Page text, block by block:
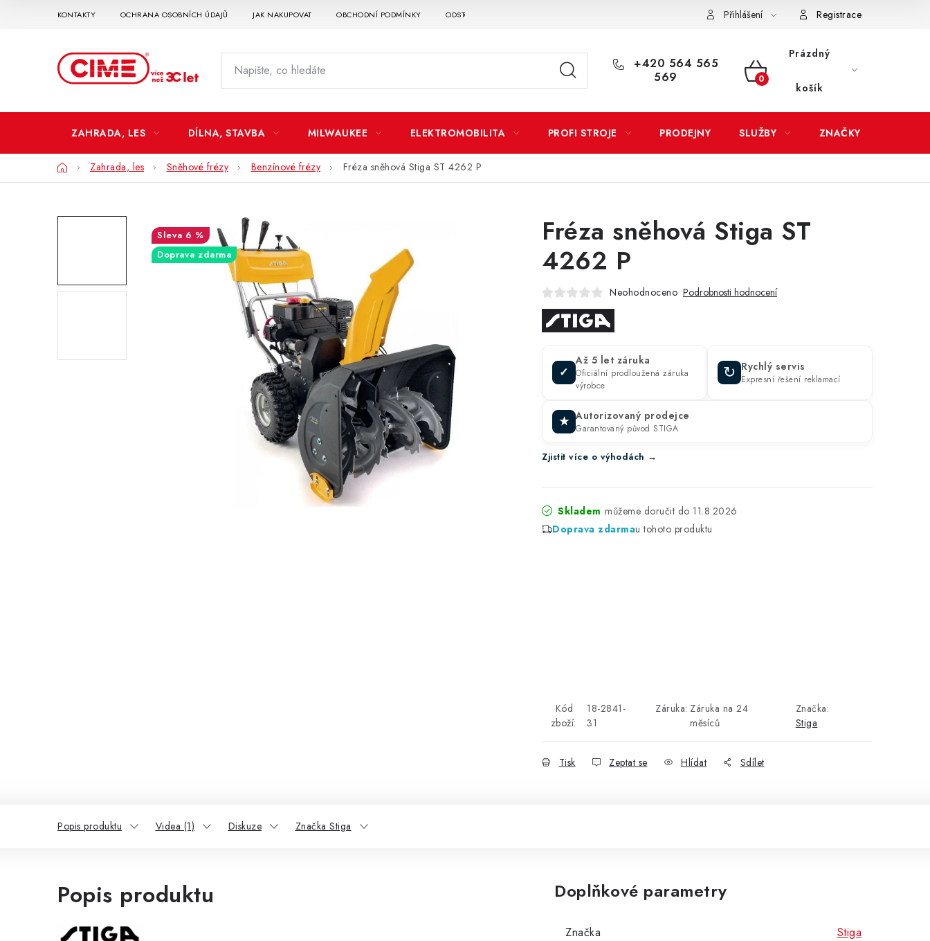
KONTAKTY OCHRANA OSOBNÍCH ÚDAJŮ JAK NAKUPOVAT OBCHODNÍ PODMÍNKY ODSTOUPENÍ OD SMLOUVY EXPEDICE ZBOŽÍ REKLAMACE ZAKOUPENÉHO ZBOŽÍ
Přihlášení Registrace
+420 564 565
569
NÁKUPNÍ
Prázdný
košík
ZAHRADA, LES DÍLNA, STAVBA MILWAUKEE ELEKTROMOBILITA PROFI STROJE PRODEJNY SLUŽBY ZNAČKY
DomůZahrada, les Sněhové frézy Benzínové frézy Fréza sněhová Stiga ST 4262 P
Fréza sněhová Stiga ST
4262 P
Neohodnoceno Podrobnosti hodnocení
✓
Až 5 let záruka
Oficiální prodloužená záruka
výrobce
↻ Rychlý servis
Expresní řešení reklamací
★ Autorizovaný prodejce
Garantovaný původ STIGA
Zjistit více o výhodách →
Skladem
11.8.2026
Doprava zdarmau tohoto produktu
Kód
zboží:
18-2841-
31
Záruka: Záruka na 24
měsíců
Značka:
Stiga
Tisk Zeptat se Hlídat Sdílet
6 %
Doprava zdarma
Popis produktu Videa (1) Diskuze Značka Stiga
Popis produktu Doplňkové parametry
Značka Stiga